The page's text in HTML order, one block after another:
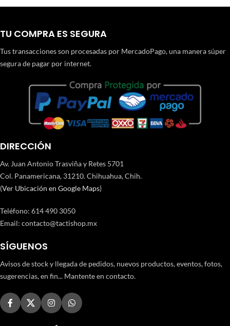
TU COMPRA ES SEGURA
Tus transacciones son procesadas por MercadoPago, una manera súper
segura de pagar por internet.
DIRECCIÓN
Av. Juan Antonio Trasviña y Retes 5701
Col. Panamericana, 31210. Chihuahua, Chih.
(Ver Ubicación en Google Maps)
Teléfono: 614 490 3050
Email: contacto@tactishop.mx
SÍGUENOS
Avisos de stock y llegada de pedidos, nuevos productos, eventos, fotos,
sugerencias, en fin... Mantente en contacto.